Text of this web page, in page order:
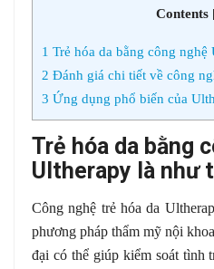
Contents
1 Trẻ hóa da bằng công
2 Đánh giá chi tiết về công
3 Ứng dụng phổ biến của
Trẻ hóa da bằng
Ultherapy là như
Công nghệ trẻ hóa da
phương pháp thẩm mỹ nội
đại có thể giúp kiểm soát tình